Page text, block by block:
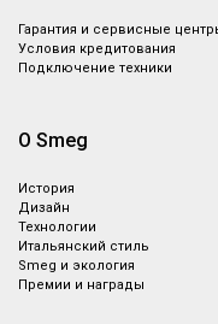
Гарантия и сервисные
Условия кредитования
Подключение техники
О Smeg
История
Дизайн
Технологии
Итальянский стиль
Smeg и экология
Премии и награды